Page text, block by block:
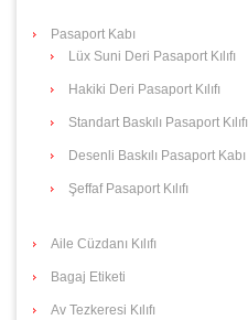
Pasaport Kabı
Lüx Suni Deri Pasaport Kılıfı
Hakiki Deri Pasaport Kılıfı
Standart Baskılı Pasaport Kılıfı
Desenli Baskılı Pasaport Kabı
Şeffaf Pasaport Kılıfı
Aile Cüzdanı Kılıfı
Bagaj Etiketi
Av Tezkeresi Kılıfı